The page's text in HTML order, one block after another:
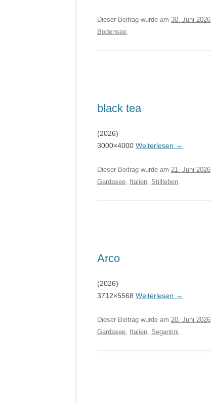
Dieser Beitrag wurde am 30. Juni 2026
Bodensee.
black tea
(2026)
3000×4000 Weiterlesen →
Dieser Beitrag wurde am 21. Juni 2026
Gardasee, Italien, Stillleben.
Arco
(2026)
3712×5568 Weiterlesen →
Dieser Beitrag wurde am 20. Juni 2026
Gardasee, Italien, Segantini.